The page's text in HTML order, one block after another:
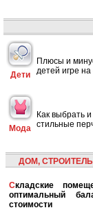
Дети
Плюсы и
детей игре
Мода
Как выбрать
стильные
ДОМ,
Складские помещения класса B:
оптимальный
стоимости